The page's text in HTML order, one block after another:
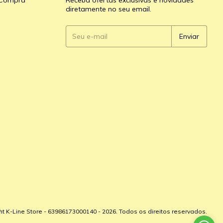
diretamente no seu email.
K-Line Store - 63986173000140 - 2026. Todos os direitos reservados.